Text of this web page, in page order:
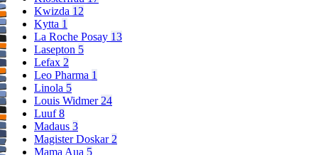
Kwizda 12
Kytta 1
La Roche Posay 13
Lasepton 5
Lefax 2
Leo Pharma 1
Linola 5
Louis Widmer 24
Luuf8
Madaus 3
Magister Doskar 2
Mama Aua 5